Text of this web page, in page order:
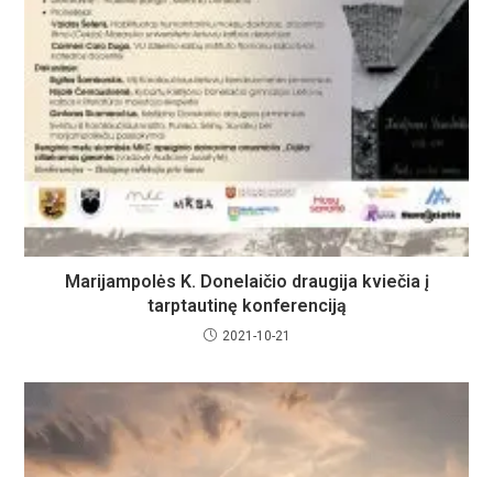
Marijampolės K. Donelaičio draugija kviečia į
tarptautinę konferenciją
2021-10-21